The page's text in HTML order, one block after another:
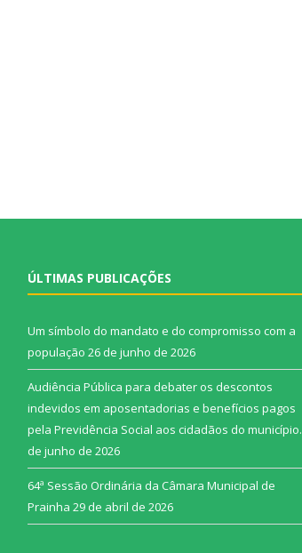
ÚLTIMAS PUBLICAÇÕES
Um símbolo do mandato e do compromisso com a
população 26 de junho de 2026
Audiência Pública para debater os descontos
indevidos em aposentadorias e benefícios pagos
pela Previdência Social aos cidadãos do município.
de junho de 2026
64ª Sessão Ordinária da Câmara Municipal de
Prainha 29 de abril de 2026